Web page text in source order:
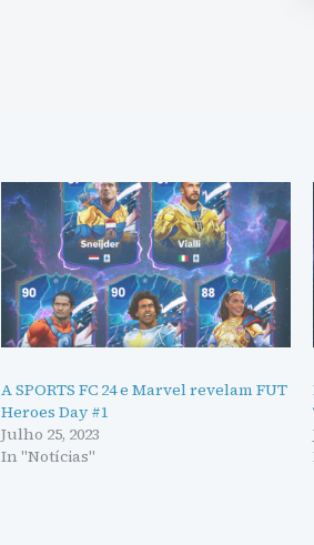
A SPORTS FC 24 e Marvel revelam FUT
Heroes Day #1
Julho 25, 2023
In "Notícias"